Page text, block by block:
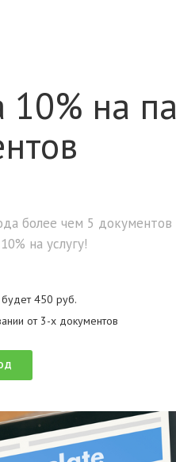
10% на
более чем 5
на услугу!
450 руб.
от 3-х документов